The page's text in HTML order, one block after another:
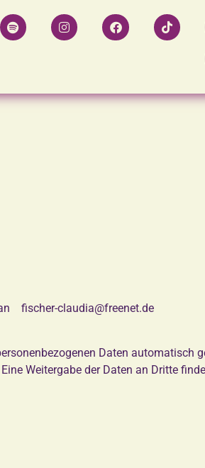
fischer-claudia@freenet.de
Daten automatisch
Weitergabe der Daten an Dritte